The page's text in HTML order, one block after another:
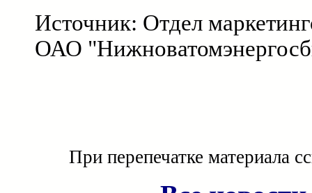
Источник: Отдел
ОАО
При перепечатке материала